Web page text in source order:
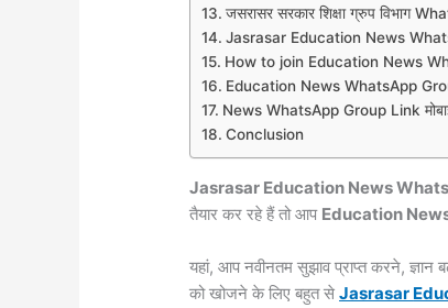
जसरासर सरकार शिक्षा ग्रुप विभाग
Jasrasar Education News
How to join Education News
Education News WhatsApp
News WhatsApp Group Link
Conclusion
Jasrasar Education News
तैयार कर रहे हैं तो आप Education
यहां, आप नवीनतम सुझाव प्राप्त करने,
को खोजने के लिए बहुत सेJasrasar